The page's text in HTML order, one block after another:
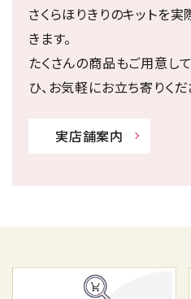
さくらほりきりのキットを
きます。
たくさんの商品もご用意し
ひ、お気軽にお立ち寄りくだ
実店舗案内